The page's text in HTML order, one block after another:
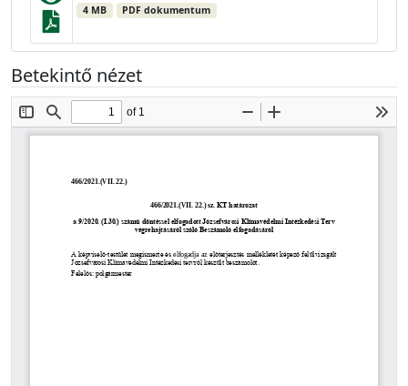
4 MB PDF dokumentum
Betekintő nézet